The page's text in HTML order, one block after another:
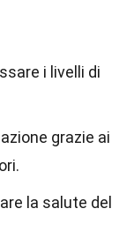
i livelli di
grazie ai
la salute del